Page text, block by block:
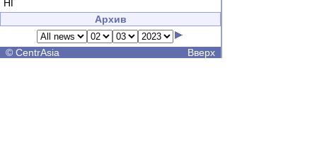
НГ
Архив
© CentrAsia Вверх